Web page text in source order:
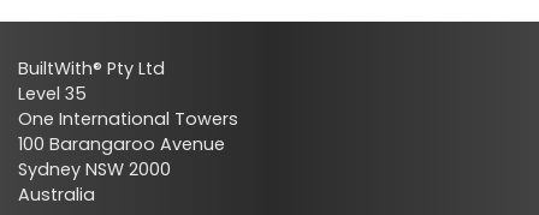
BuiltWith® Pty Ltd
Level 35
One International Towers
100 Barangaroo Avenue
Sydney NSW 2000
Australia